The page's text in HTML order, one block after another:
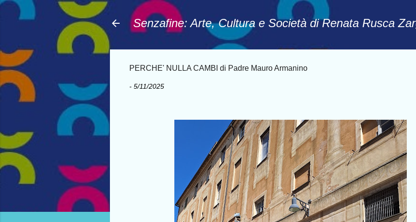
Senzafine: Arte, Cultura e Società di Renata Rusca
PERCHE' NULLA CAMBI di Padre Mauro Armanino
- 5/11/2025